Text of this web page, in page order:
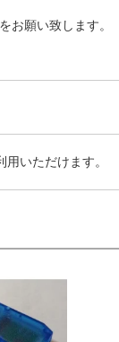
お願い致します。
いただけます。